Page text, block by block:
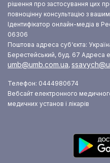
рішення про застосування цих
повноцінну консультацію з
Ідентифікатор онлайн-медіа в
06306
Поштова адреса суб‘єкта:
Берестейський, буд. 67 Адреса
umb@umb.com.ua,
Телефон: 0444980674
Вебсайт електронного
медичних установ і лікарів